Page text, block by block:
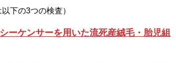
下の3つの検査）
ーケンサーを用いた流死産絨毛・胎児組